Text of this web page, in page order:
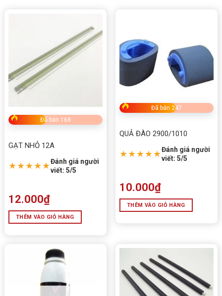
Đã bán 168
GẠT NHỎ 12A
★★★★★Đánh giá người
viết: 5/5
12.000₫
THÊM VÀO GIỎ HÀNG
Đã bán 247
QUẢ ĐÀO 2900/1010
★★★★★Đánh giá người
viết: 5/5
10.000₫
THÊM VÀO GIỎ HÀNG